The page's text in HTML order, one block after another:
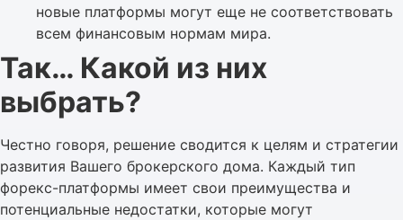
новые платформы могут еще не соответствовать
всем финансовым нормам мира.
Так… Какой из них
выбрать?
Честно говоря, решение сводится к целям и стратегии
развития Вашего брокерского дома. Каждый тип
форекс-платформы имеет свои преимущества и
потенциальные недостатки, которые могут